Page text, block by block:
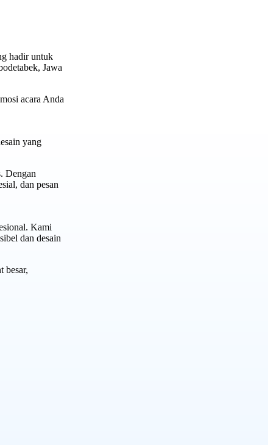
hadir untuk
Jawa
acara Anda
yang
Dengan
dan pesan
Kami
dan desain
besar,